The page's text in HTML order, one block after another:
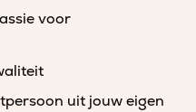
voor
uit jouw eigen